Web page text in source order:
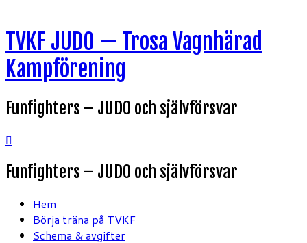
till
innehåll
TVKF JUDO — Trosa Vagnhärad
Kampförening
Funfighters – JUDO och självförsvar
Funfighters – JUDO och självförsvar
Hem
Börja träna på TVKF
Schema & avgifter